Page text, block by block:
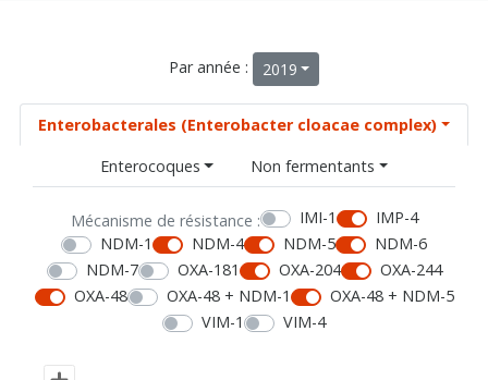
Par année : 2019
Enterobacterales (Enterobacter cloacae complex)
Enterocoques
Non fermentants
Mécanisme de résistance : IMI-1
IMP-4
NDM-1
NDM-4 NDM-5
NDM-6
NDM-7
OXA-181 OXA-204
OXA-244
OXA-48
OXA-48 + NDM-1
OXA-48 + NDM-5
VIM-1
VIM-4